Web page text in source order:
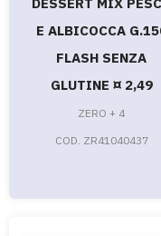
E ALBICOCCA
FLASH SENZA
GLUTINE ¤ 2,49
ZERO + 4
COD. ZR41040437